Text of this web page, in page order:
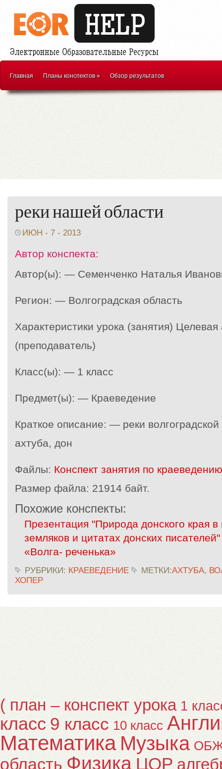
Главная Планы конспектов» Обзор результатов
реки нашей области
ИЮН - 7 - 2013
Автор конспекта:
Автор(ы): — Семенченко Наталья
Регион: — Волгоградская область
Характеристики урока (занятия)
(преподаватель)
Класс(ы): — 1 класс
Предмет(ы): — Краеведение
Краткое описание: — реки
ахтуба, дон
Файлы: Конспект занятия по
Размер файла: 21914 байт.
Похожие конспекты:
Презентация "Природа донского края в
земляков и цитатах донских писателей"
«Волга- реченька»
РУБРИКИ: КРАЕВЕДЕНИЕ МЕТКИ:АХТУБА,
ХОПЕР
( план – конспект урока 1
класс 9 класс 10 класс
Математика Музыка
область Физика ЦОР